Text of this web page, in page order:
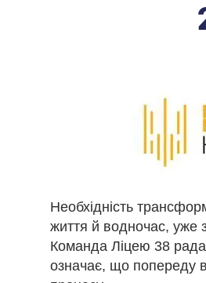
Необхідність
життя й водночас, уже
Команда Ліцею 38 рада
означає, що попереду в